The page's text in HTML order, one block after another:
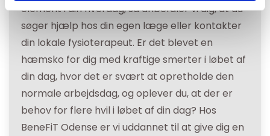
element i din hverdag, så anbefaler vi dig, at du
søger hjælp hos din egen læge eller kontakter
din lokale fysioterapeut. Er det blevet en
hæmsko for dig med kraftige smerter i løbet af
din dag, hvor det er svært at opretholde den
normale arbejdsdag, og oplever du, at der er
behov for flere hvil i løbet af din dag? Hos
BeneFiT Odense er vi uddannet til at give dig en